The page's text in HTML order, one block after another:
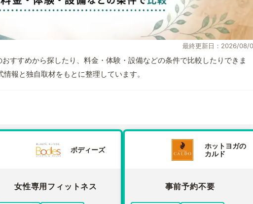
最終更新日：2026/08/
すすめから探したり、料金・体験・設備などの条件で比較したりできま
報と独自取材をもとに整理しています。
ボディーズ
女性専用フィットネス
ホットヨガの
カルド
事前予約不要